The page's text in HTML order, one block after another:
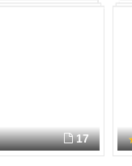
17